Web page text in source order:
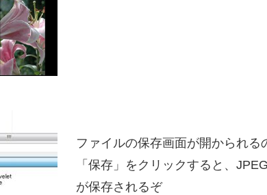
ファイルの保存画面が開かられる
「保存」をクリックすると、
が保存されるぞ